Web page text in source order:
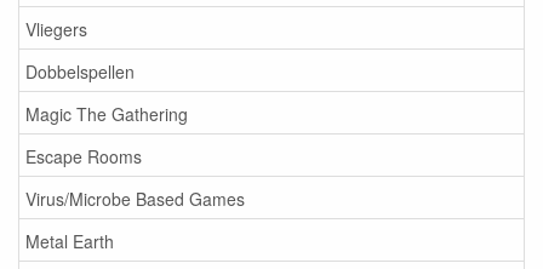
Vliegers
Dobbelspellen
Magic The Gathering
Escape Rooms
Virus/Microbe Based Games
Metal Earth